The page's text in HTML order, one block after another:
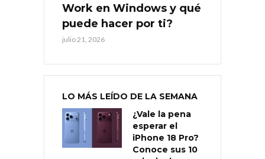
Work en Windows y qué
puede hacer por ti?
julio 21, 2026
LO MÁS LEÍDO DE LA SEMANA
¿Vale la pena
esperar el
iPhone 18 Pro?
Conoce sus 10